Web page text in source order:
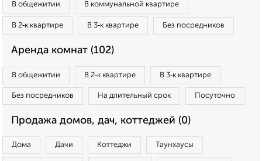
В общежитии В коммунальной квартире
В 2‑к квартире В 3‑к квартире Без посредников
Аренда комнат (102)
В общежитии В 2‑к квартире В 3‑к квартире
Без посредников На длительный срок Посуточно
Продажа домов, дач, коттеджей (0)
Дома Дачи Коттеджи Таунхаусы